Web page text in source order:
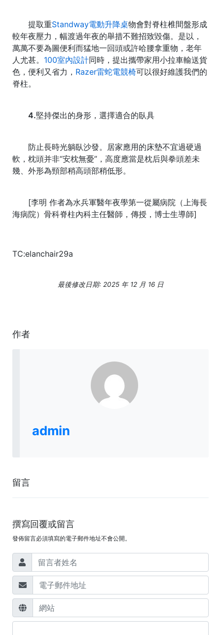
提取重Standway電動升降桌物會對脊柱椎間盤形成
較年夜壓力，幅渡過年夜的舉措不難招致毀傷。是以，
萬萬不要為圖便利而猛地一回頭或許哈腰拿重物，老年
人尤甚。 100室內設計同時，提出攜帶家用小拉車輸送貨
色，便利又省力， Razer雷蛇電競椅可以很好維護我們的
脊柱。
4.堅持傑出的身形，選擇適合的臥具
防止長時光躺臥沙發。居家應用的床墊不宜過硬過
軟，枕頭并非“安枕無憂”，高度應當是枕后與拳頭差未
幾、外形為頸部稍高頭部稍低形。
[李明 作者為水兵軍醫年夜學第一從屬病院（上海長
海病院）骨科脊柱內科主任醫師，傳授，博士生導師]
TC:elanchair29a
最後修改日期: 2025 年 12 月 16 日
作者
admin
留言
撰寫回覆或留言
發佈留言必須填寫的電子郵件地址不會公開。